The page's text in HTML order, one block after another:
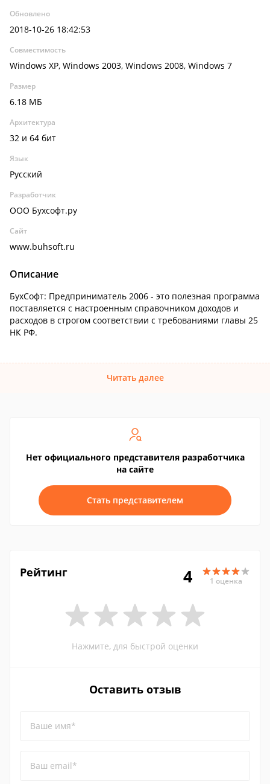
Обновлено
2018-10-26 18:42:53
Совместимость
Windows XP, Windows 2003, Windows 2008, Windows 7
Размер
6.18 МБ
Архитектура
32 и 64 бит
Язык
Русский
Разработчик
ООО Бухсофт.ру
Сайт
www.buhsoft.ru
Описание
БухСофт: Предприниматель 2006 - это полезная программа
поставляется с настроенным справочником доходов и
расходов в строгом соответствии с требованиями главы 25
НК РФ.
Читать далее
Нет официального представителя разработчика
на сайте
Стать представителем
Рейтинг 4 1 оценка
Нажмите, для быстрой оценки
Оставить отзыв
Ваше имя*
Ваш email*